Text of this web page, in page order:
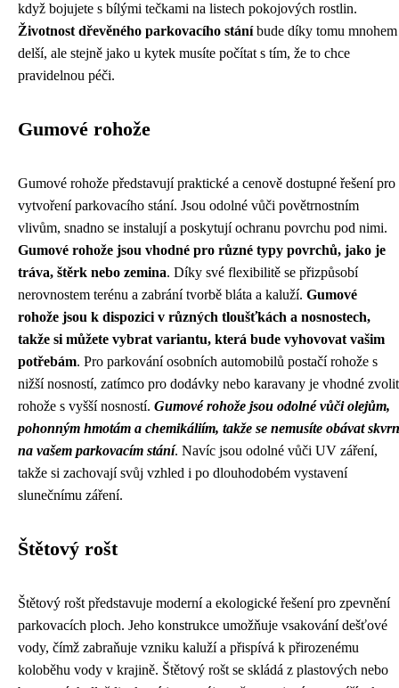
když bojujete s bílými tečkami na listech pokojových rostlin.
Životnost dřevěného parkovacího stáníbude díky tomu mnohem
delší, ale stejně jako u kytek musíte počítat s tím, že to chce
pravidelnou péči.
Gumové rohože
Gumové rohože představují praktické a cenově dostupné řešení pro
vytvoření parkovacího stání. Jsou odolné vůči povětrnostním
vlivům, snadno se instalují a poskytují ochranu povrchu pod nimi.
Gumové rohože jsou vhodné pro různé typy povrchů, jako je
tráva, štěrk nebo zemina. Díky své flexibilitě se přizpůsobí
nerovnostem terénu a zabrání tvorbě bláta a kaluží. Gumové
rohože jsou k dispozici v různých tloušťkách a nosnostech,
takže si můžete vybrat variantu, která bude vyhovovat vašim
potřebám. Pro parkování osobních automobilů postačí rohože s
nižší nosností, zatímco pro dodávky nebo karavany je vhodné zvolit
rohože s vyšší nosností. Gumové rohože jsou odolné vůči olejům,
pohonným hmotám a chemikáliím, takže se nemusíte obávat skvrn
na vašem parkovacím stání. Navíc jsou odolné vůči UV záření,
takže si zachovají svůj vzhled i po dlouhodobém vystavení
slunečnímu záření.
Štětový rošt
Štětový rošt představuje moderní a ekologické řešení pro zpevnění
parkovacích ploch. Jeho konstrukce umožňuje vsakování dešťové
vody, čímž zabraňuje vzniku kaluží a přispívá k přirozenému
koloběhu vody v krajině. Štětový rošt se skládá z plastových nebo